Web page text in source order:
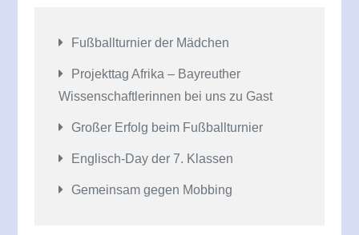
Fußballturnier der Mädchen
Projekttag Afrika – Bayreuther
Wissenschaftlerinnen bei uns zu Gast
Großer Erfolg beim Fußballturnier
Englisch-Day der 7. Klassen
Gemeinsam gegen Mobbing